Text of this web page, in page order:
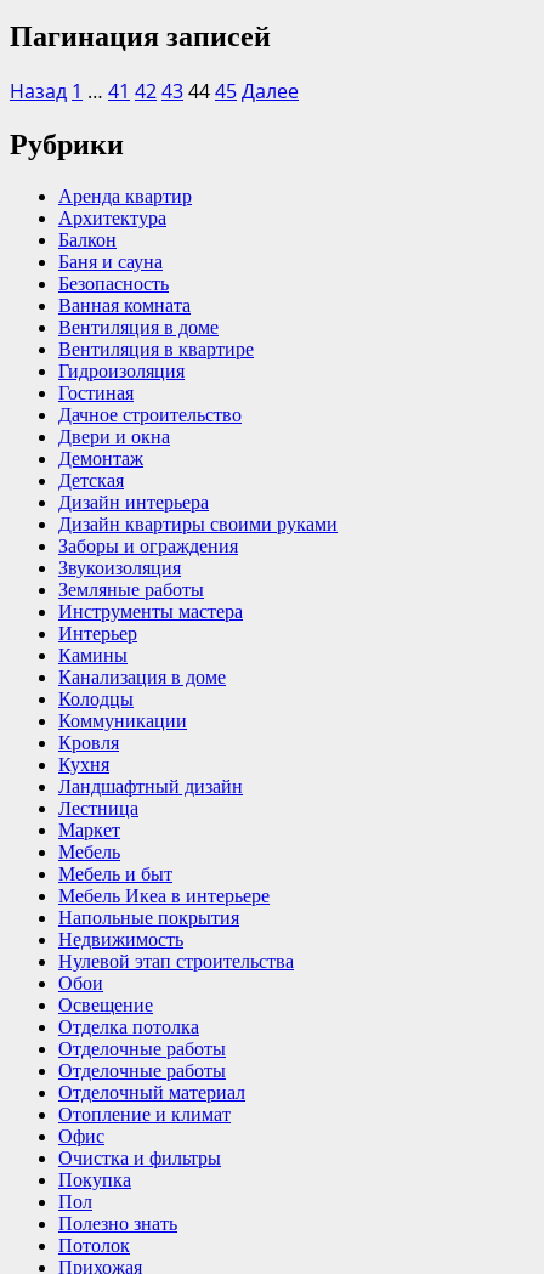
Пагинация записей
Назад 1 … 41 42434445Далее
Рубрики
Аренда квартир
Архитектура
Балкон
Баня и сауна
Безопасность
Ванная комната
Вентиляция в доме
Вентиляция в квартире
Гидроизоляция
Гостиная
Дачное строительство
Двери и окна
Демонтаж
Детская
Дизайн интерьера
Дизайн квартиры своими руками
Заборы и ограждения
Звукоизоляция
Земляные работы
Инструменты мастера
Интерьер
Камины
Канализация в доме
Колодцы
Коммуникации
Кровля
Кухня
Ландшафтный дизайн
Лестница
Маркет
Мебель
Мебель и быт
Мебель Икеа в интерьере
Напольные покрытия
Недвижимость
Нулевой этап строительства
Обои
Освещение
Отделка потолка
Отделочные работы
Отделочные работы
Отделочный материал
Отопление и климат
Офис
Очистка и фильтры
Покупка
Пол
Полезно знать
Потолок
Прихожая